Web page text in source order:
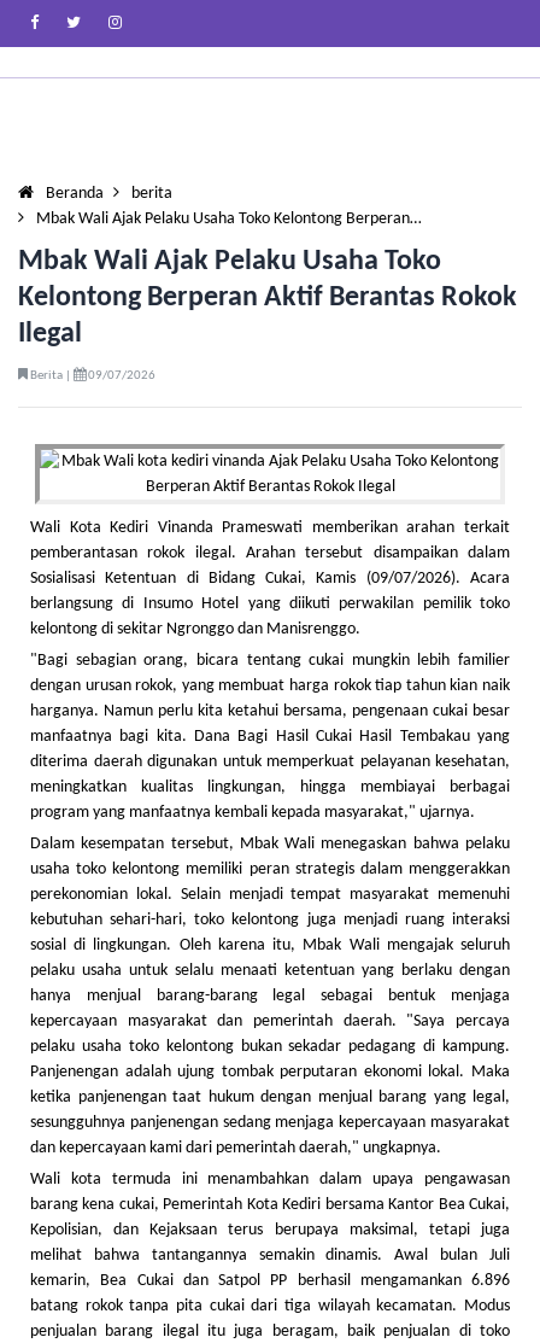
Beranda
berita
Mbak Wali Ajak Pelaku Usaha Toko Kelontong Berperan…
Mbak Wali Ajak Pelaku Usaha Toko
Kelontong Berperan Aktif Berantas Rokok
Ilegal
Berita | 09/07/2026
Wali Kota Kediri Vinanda Prameswati memberikan arahan terkait
pemberantasan rokok ilegal. Arahan tersebut disampaikan dalam
Sosialisasi Ketentuan di Bidang Cukai, Kamis (09/07/2026). Acara
berlangsung di Insumo Hotel yang diikuti perwakilan pemilik toko
kelontong di sekitar Ngronggo dan Manisrenggo.
"Bagi sebagian orang, bicara tentang cukai mungkin lebih familier
dengan urusan rokok, yang membuat harga rokok tiap tahun kian naik
harganya. Namun perlu kita ketahui bersama, pengenaan cukai besar
manfaatnya bagi kita. Dana Bagi Hasil Cukai Hasil Tembakau yang
diterima daerah digunakan untuk memperkuat pelayanan kesehatan,
meningkatkan kualitas lingkungan, hingga membiayai berbagai
program yang manfaatnya kembali kepada masyarakat," ujarnya.
Dalam kesempatan tersebut, Mbak Wali menegaskan bahwa pelaku
usaha toko kelontong memiliki peran strategis dalam menggerakkan
perekonomian lokal. Selain menjadi tempat masyarakat memenuhi
kebutuhan sehari-hari, toko kelontong juga menjadi ruang interaksi
sosial di lingkungan. Oleh karena itu, Mbak Wali mengajak seluruh
pelaku usaha untuk selalu menaati ketentuan yang berlaku dengan
hanya menjual barang-barang legal sebagai bentuk menjaga
kepercayaan masyarakat dan pemerintah daerah. "Saya percaya
pelaku usaha toko kelontong bukan sekadar pedagang di kampung.
Panjenengan adalah ujung tombak perputaran ekonomi lokal. Maka
ketika panjenengan taat hukum dengan menjual barang yang legal,
sesungguhnya panjenengan sedang menjaga kepercayaan masyarakat
dan kepercayaan kami dari pemerintah daerah," ungkapnya.
Wali kota termuda ini menambahkan dalam upaya pengawasan
barang kena cukai, Pemerintah Kota Kediri bersama Kantor Bea Cukai,
Kepolisian, dan Kejaksaan terus berupaya maksimal, tetapi juga
melihat bahwa tantangannya semakin dinamis. Awal bulan Juli
kemarin, Bea Cukai dan Satpol PP berhasil mengamankan 6.896
batang rokok tanpa pita cukai dari tiga wilayah kecamatan. Modus
penjualan barang ilegal itu juga beragam, baik penjualan di toko